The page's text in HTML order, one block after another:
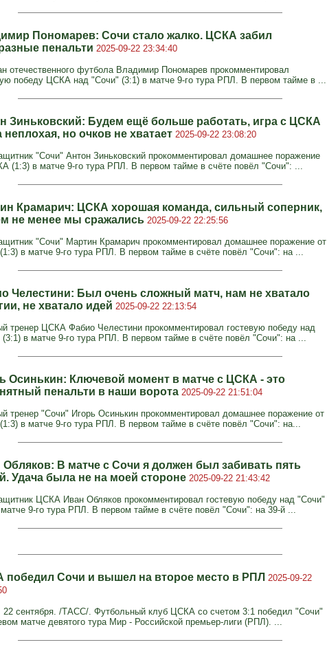
Пономарев: Сочи стало жалко. ЦСКА забил
пенальти 2025-09-22 23:34:40
отечественного футбола Владимир Пономарев прокомментировал
победу ЦСКА над "Сочи" (3:1) в матче 9-го тура РПЛ. В первом тайме в ...
Зиньковский: Будем ещё больше работать, игра с ЦСКА
но очков не хватает 2025-09-22 23:08:20
"Сочи" Антон Зиньковский прокомментировал домашнее поражение
(1:3) в матче 9-го тура РПЛ. В первом тайме в счёте повёл "Сочи": ...
Крамарич: ЦСКА хорошая команда, сильный соперник,
не менее мы сражались 2025-09-22 22:25:56
"Сочи" Мартин Крамарич прокомментировал домашнее поражение от
в матче 9-го тура РПЛ. В первом тайме в счёте повёл "Сочи": на ...
Челестини: Был очень сложный матч, нам не хватало
не хватало идей 2025-09-22 22:13:54
тренер ЦСКА Фабио Челестини прокомментировал гостевую победу над
в матче 9-го тура РПЛ. В первом тайме в счёте повёл "Сочи": на ...
Осинькин: Ключевой момент в матче с ЦСКА - это
пенальти в наши ворота 2025-09-22 21:51:04
тренер "Сочи" Игорь Осинькин прокомментировал домашнее поражение от
в матче 9-го тура РПЛ. В первом тайме в счёте повёл "Сочи": на...
Обляков: В матче с Сочи я должен был забивать пять
Удача была не на моей стороне 2025-09-22 21:43:42
ЦСКА Иван Обляков прокомментировал гостевую победу над "Сочи"
9-го тура РПЛ. В первом тайме в счёте повёл "Сочи": на 39-й ...
победил Сочи и вышел на второе место в РПЛ 2025-09-22
сентября. /ТАСС/. Футбольный клуб ЦСКА со счетом 3:1 победил "Сочи"
матче девятого тура Мир - Российской премьер-лиги (РПЛ). ...